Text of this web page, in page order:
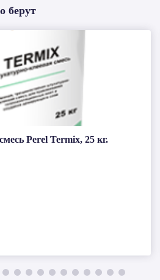
берут
Perel Termix, 25 кг.